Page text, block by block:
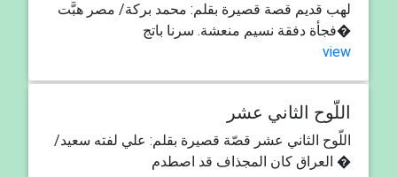
لهب قديم قصة قصيرة بقلم: محمد بركة/ مصر هبَّت
فجأة دفقة نسيم منعشة. سرنا باتج�
view
اللّوح الثاني عشر
اللّوح الثاني عشر قصّة قصيرة بقلم: علي لفته سعيد/
العراق كان المجذاف قد اصطدم �